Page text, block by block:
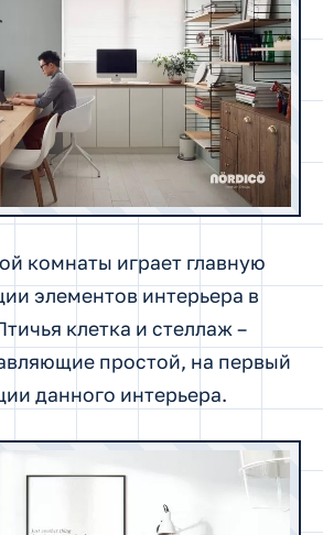
комнаты играет главную
элементов интерьера в
клетка и стеллаж –
простой, на первый
данного интерьера.